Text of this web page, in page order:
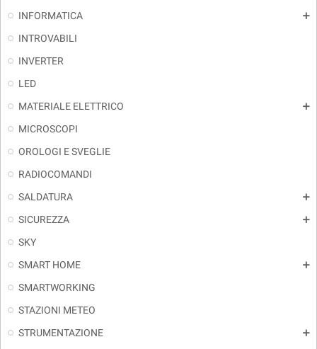
INFORMATICA add
INTROVABILI
INVERTER
LED
MATERIALE ELETTRICO
add
MICROSCOPI
OROLOGI E SVEGLIE
RADIOCOMANDI
SALDATURA
add
SICUREZZA add
SKY
SMART HOME
add
SMARTWORKING
STAZIONI METEO
STRUMENTAZIONE
add